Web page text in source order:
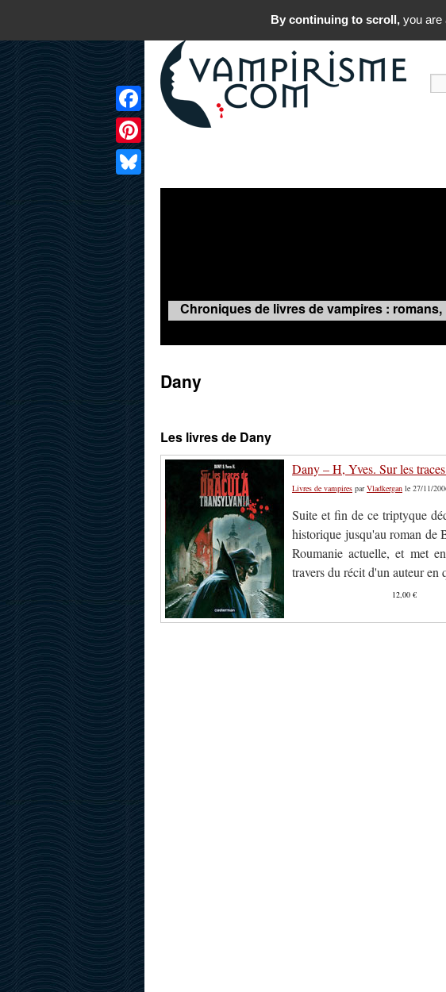
Chroniques de livres de vampires : romans,
Dany
Les livres de Dany
Dany – H, Yves. Sur les
Livres de vampires parVladkergan le 27/11/
Suite et fin de ce triptyque
historique jusqu'au roman de
Roumanie actuelle, et met
travers du récit d'un auteur en
12,00 €
Facebook
Pinterest
Bluesky
By continuing to scroll,you are